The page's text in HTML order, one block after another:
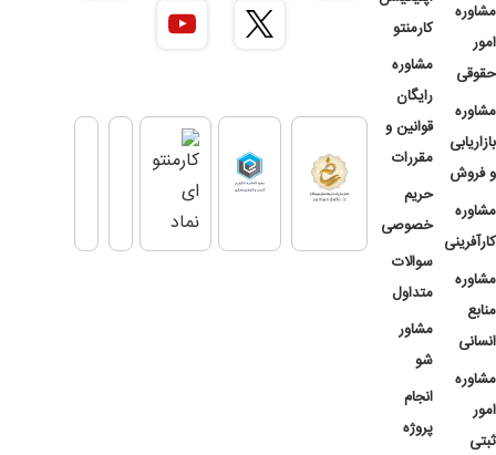
مشاوره
امور
حقوقی
مشاوره
بازاریابی
و فروش
مشاوره
کارآفرینی
مشاوره
منابع
انسانی
مشاوره
امور
ثبتی
کارمنتو
مشاوره
رایگان
قوانین و
مقررات
حریم
خصوصی
سوالات
متداول
مشاور
شو
انجام
پروژه